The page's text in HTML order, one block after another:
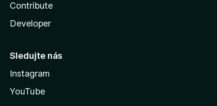
Contribute
Developer
Sledujte nás
Instagram
YouTube